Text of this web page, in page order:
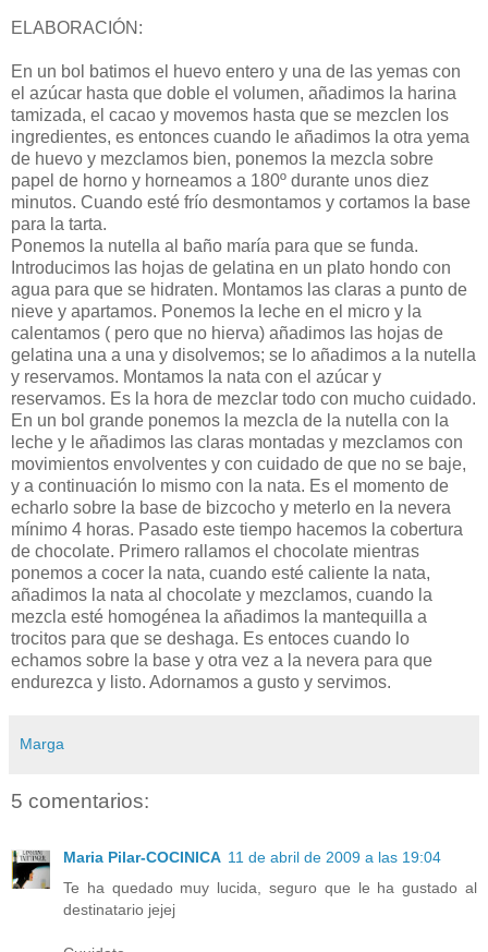
ELABORACIÓN:
En un bol batimos el huevo entero y una de las yemas con
el azúcar hasta que doble el volumen, añadimos la harina
tamizada, el cacao y movemos hasta que se mezclen los
ingredientes, es entonces cuando le añadimos la otra yema
de huevo y mezclamos bien, ponemos la mezcla sobre
papel de horno y horneamos a 180º durante unos diez
minutos. Cuando esté frío desmontamos y cortamos la base
para la tarta.
Ponemos la nutella al baño maría para que se funda.
Introducimos las hojas de gelatina en un plato hondo con
agua para que se hidraten. Montamos las claras a punto de
nieve y apartamos. Ponemos la leche en el micro y la
calentamos ( pero que no hierva) añadimos las hojas de
gelatina una a una y disolvemos; se lo añadimos a la nutella
y reservamos. Montamos la nata con el azúcar y
reservamos. Es la hora de mezclar todo con mucho cuidado.
En un bol grande ponemos la mezcla de la nutella con la
leche y le añadimos las claras montadas y mezclamos con
movimientos envolventes y con cuidado de que no se baje,
y a continuación lo mismo con la nata. Es el momento de
echarlo sobre la base de bizcocho y meterlo en la nevera
mínimo 4 horas. Pasado este tiempo hacemos la cobertura
de chocolate. Primero rallamos el chocolate mientras
ponemos a cocer la nata, cuando esté caliente la nata,
añadimos la nata al chocolate y mezclamos, cuando la
mezcla esté homogénea la añadimos la mantequilla a
trocitos para que se deshaga. Es entoces cuando lo
echamos sobre la base y otra vez a la nevera para que
endurezca y listo. Adornamos a gusto y servimos.
Marga
5 comentarios:
Maria Pilar-COCINICA 11 de abril de 2009 a las 19:04
Te ha quedado muy lucida, seguro que le ha gustado al
destinatario jejej